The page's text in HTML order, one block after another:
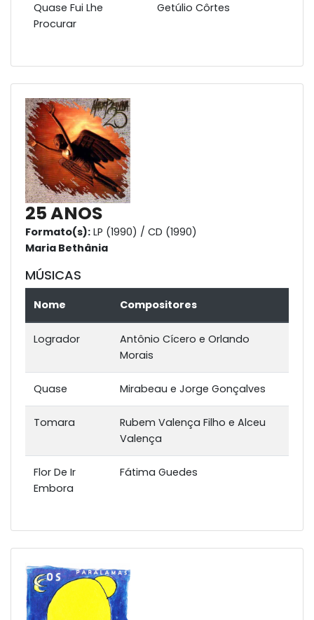
Quase Fui Lhe
Procurar
Getúlio Côrtes
25 ANOS
Formato(s): LP (1990) / CD (1990)
Maria Bethânia
MÚSICAS
Nome Compositores
Logrador
Antônio Cícero e Orlando
Morais
Quase Mirabeau e Jorge Gonçalves
Tomara
Rubem Valença Filho e Alceu
Valença
Flor De Ir
Embora
Fátima Guedes